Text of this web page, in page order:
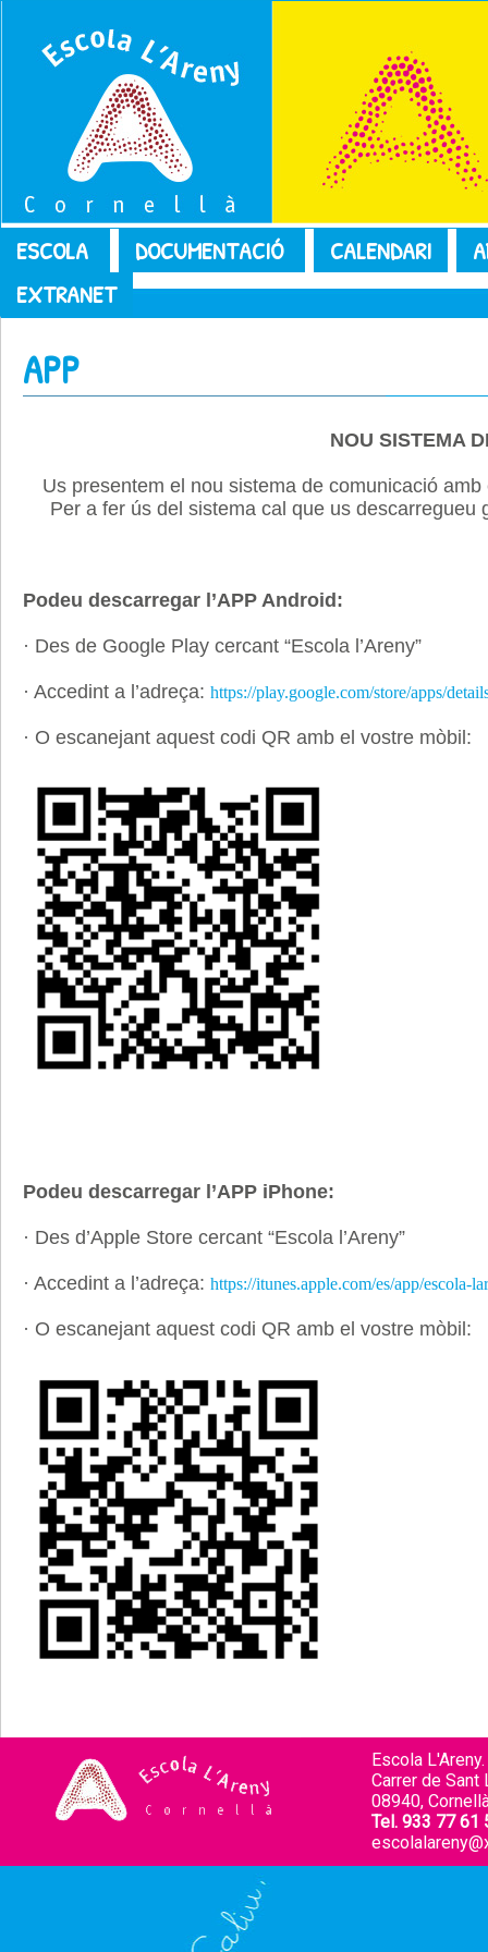
ESCOLA DOCUMENTACIÓ CALENDARI
EXTRANET
APP
NOU SISTEMA
Us presentem el nou sistema de comunicació
Per a fer ús del sistema cal que us descarregueu
Podeu descarregar l’APP Android:
· Des de Google Play cercant “Escola l’Areny”
· Accedint a l’adreça: https://play.google.com/store/apps/
· O escanejant aquest codi QR amb el vostre mòbil:
Podeu descarregar l’APP iPhone:
· Des d’Apple Store cercant “Escola l’Areny”
· Accedint a l’adreça: https://itunes.apple.com/es/app/escola-
· O escanejant aquest codi QR amb el vostre mòbil:
Escola L'Areny.
Carrer de Sant
08940,
Tel. 933 77 61